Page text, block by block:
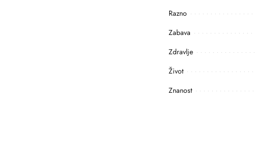
Razno
Zabava
Zdravlje
Život
Znanost